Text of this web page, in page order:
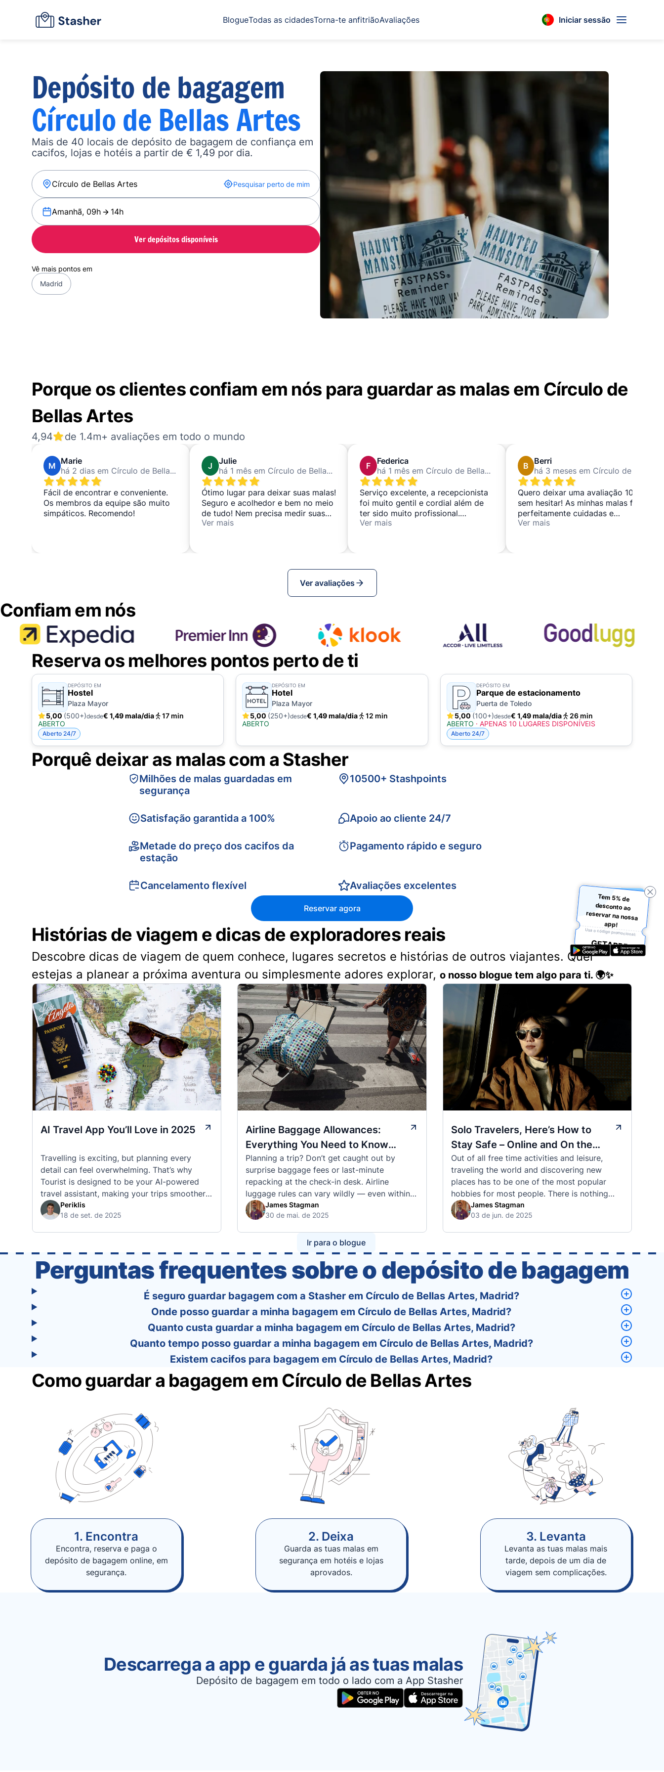
BlogueTodas as cidadesTorna-te anfitriãoAvaliações Iniciar sessão
Depósito de bagagem
Círculo de Bellas Artes
Mais de 40 locais de depósito de bagagem de confiança em
cacifos, lojas e hotéis a partir de € 1,49 por dia.
Pesquisar perto de mim
Amanhã, 09h 14h
Ver depósitos disponíveis
Vê mais pontos em
Madrid
Porque os clientes confiam em nós para guardar as malas em Círculo de
Bellas Artes
4,94 de 1.4m+ avaliações em todo o mundo
M Marie
há 2 dias em Círculo de Bellas Artes
Fácil de encontrar e conveniente.
Os membros da equipe são muito
simpáticos. Recomendo!
J
Julie
há 1 mês em Círculo de Bellas Artes
Ótimo lugar para deixar suas malas!
Seguro e acolhedor e bem no meio
de tudo! Nem precisa medir suas
malas!
Ver mais
F
Federica
há 1 mês em Círculo de Bellas Artes
Serviço excelente, a recepcionista
foi muito gentil e cordial além de
ter sido muito profissional.
Recomendo-a.
Ver mais
B Berri
Quero deixar uma avaliação 10/10
sem hesitar! As minhas malas foram
perfeitamente cuidadas e
guardadas em segurança durante a
Ver mais
Ver avaliações
Confiam em nós
Reserva os melhores pontos perto de ti
DEPÓSITO EM
Hostel
Plaza Mayor
5,00 (500+)desde€ 1,49 mala/dia
17 min
ABERTO
Aberto 24/7
DEPÓSITO EM
Hotel
Plaza Mayor
5,00 (250+)desde€ 1,49 mala/dia
12 min
ABERTO
DEPÓSITO EM
Parque de estacionamento
Puerta de Toledo
5,00 (100+)desde€ 1,49 mala/dia
26 min
ABERTO · APENAS 10 LUGARES DISPONÍVEIS
Aberto 24/7
Porquê deixar as malas com a Stasher
Milhões de malas guardadas em
segurança
Satisfação garantida a 100%
Metade do preço dos cacifos da
estação
Cancelamento flexível
10500+ Stashpoints
Apoio ao cliente 24/7
Pagamento rápido e seguro
Avaliações excelentes
Reservar agora
Histórias de viagem e dicas de exploradores reais
Descobre dicas de viagem de quem conhece, lugares secretos e histórias de outros viajantes. Quer
estejas a planear a próxima aventura ou simplesmente adores explorar, o nosso blogue tem algo para ti. 🌍✨
AI Travel App You’ll Love in 2025
Travelling is exciting, but planning every
detail can feel overwhelming. That’s why
Tourist is designed to be your AI-powered
travel assistant, making your trips smoother,
smarter, and stress-free. 🧭 What Makes the
Tourist App Unique? Unlike standard travel
trip planning becomes as exciting …
Periklis
18 de set. de 2025
Airline Baggage Allowances:
Everything You Need to Know
Before You Fly
Planning a trip? Don’t get caught out by
surprise baggage fees or last-minute
repacking at the check-in desk. Airline
luggage rules can vary wildly — even within
the same country or alliance. That’s why
we’ve created a detailed set of guides to help
policies of over 30 international …
James Stagman
30 de mai. de 2025
Solo Travelers, Here’s How to
Stay Safe – Online and On the
Road
Out of all free time activities and leisure,
traveling the world and discovering new
places has to be one of the most popular
hobbies for most people. There is nothing
quite like visiting a brand new city, country,
or region and experiencing the culture, the
James Stagman
03 de jun. de 2025
Ir para o blogue
Perguntas frequentes sobre o depósito de bagagem
É seguro guardar bagagem com a Stasher em Círculo de Bellas Artes, Madrid?
Onde posso guardar a minha bagagem em Círculo de Bellas Artes, Madrid?
Quanto custa guardar a minha bagagem em Círculo de Bellas Artes, Madrid?
Quanto tempo posso guardar a minha bagagem em Círculo de Bellas Artes, Madrid?
Existem cacifos para bagagem em Círculo de Bellas Artes, Madrid?
Como guardar a bagagem em Círculo de Bellas Artes
1. Encontra
Encontra, reserva e paga o
depósito de bagagem online, em
segurança.
2. Deixa
Guarda as tuas malas em
segurança em hotéis e lojas
aprovados.
3. Levanta
Levanta as tuas malas mais
tarde, depois de um dia de
viagem sem complicações.
Descarrega a app e guarda já as tuas malas
Depósito de bagagem em todo o lado com a App Stasher
Tem 5% de
desconto ao
reservar na nossa
app!
Usa o código promocional:
GETAPP5